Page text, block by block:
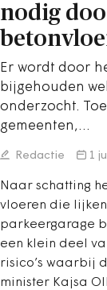
nodig
Er wordt door
bijgehouden
onderzocht.
gemeenten,…
Redactie 1
Naar schatting
vloeren die
parkeergarage
een klein deel
risico’s waarbij
minister Kajsa